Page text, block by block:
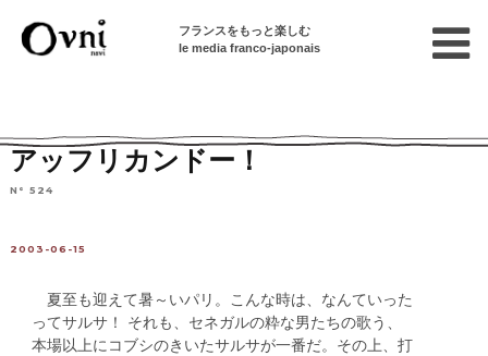
フランスをもっと楽しむ
le media franco-japonais
アッフリカンドー！
N° 524
2003-06-15
夏至も迎えて暑～いパリ。こんな時は、なんていった
ってサルサ！ それも、セネガルの粋な男たちの歌う、
本場以上にコブシのきいたサルサが一番だ。その上、打